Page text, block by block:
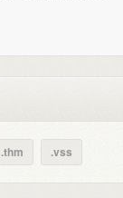
.thm .vss